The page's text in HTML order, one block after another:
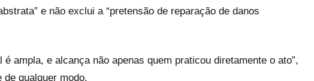
e não exclui a “pretensão de reparação de danos
ampla, e alcança não apenas quem praticou diretamente o ato”,
de qualquer modo.